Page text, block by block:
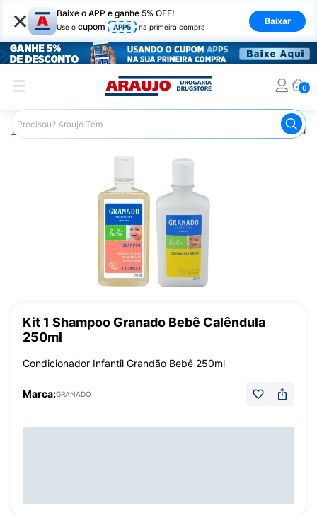
× Baixe o APP e ganhe 5% OFF!
Use o cupom APP5 na primeira compra
Baixar
0
Araujo Infantil Condicionador Infantil
Kit 1 Shampoo Granado Bebê Calêndula
250ml
Condicionador Infantil Grandão Bebê 250ml
Marca:GRANADO